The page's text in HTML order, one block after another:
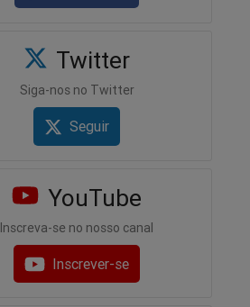
Twitter
Siga-nos no Twitter
Seguir
YouTube
Inscreva-se no nosso canal
Inscrever-se